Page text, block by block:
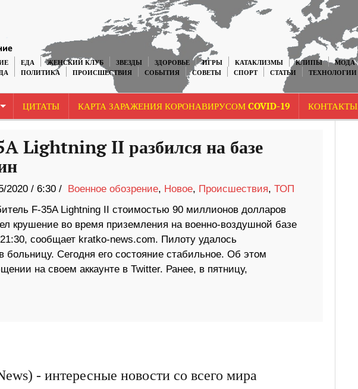
ЕДА ЖЕНСКИЙ КЛУБ ЗВЕЗДЫ ЗДОРОВЬЕ ИГРЫ КАТАКЛИЗМЫ КЛИПЫ МОДА
ПОЛИТИКА ПРОИСШЕСТВИЯ СОБЫТИЯ СОВЕТЫ СПОРТ СТАТЬИ ТЕХНОЛОГИИ
ЦИТАТЫ КАРТА ЗАРАЖЕНИЯ КОРОНАВИРУСОМ COVID-19 КОНТАКТЫ
Lightning II разбился на базе
2020/ 6:30 / Военное обозрение, Новое, Происшествия, ТОП
F-35A Lightning II стоимостью 90 миллионов долларов
крушение во время приземления на военно-воздушной базе
сообщает kratko-news.com. Пилоту удалось
больницу. Сегодня его состояние стабильное. Об этом
на своем аккаунте в Twitter. Ранее, в пятницу,
- интересные новости со всего мира